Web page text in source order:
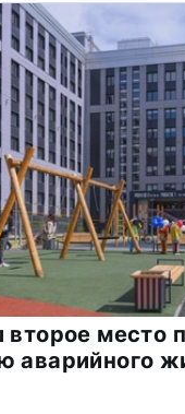
второе место
аварийного